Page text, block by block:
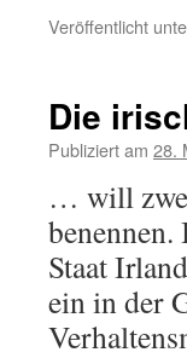
Veröffentlicht
Die
Publiziert am 28.
… will
Staat
ein in der